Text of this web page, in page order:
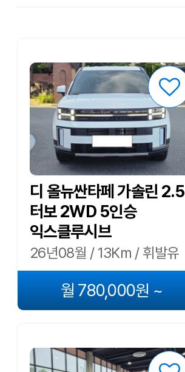
디 올뉴싼타페 가솔린 2.5
터보 2WD 5인승
익스클루시브
26년08월 / 13Km / 휘발유
월 780,000원 ~